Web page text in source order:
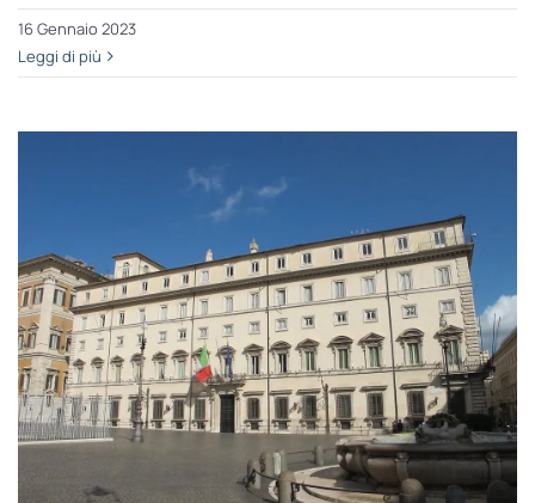
16 Gennaio 2023
Leggi di più